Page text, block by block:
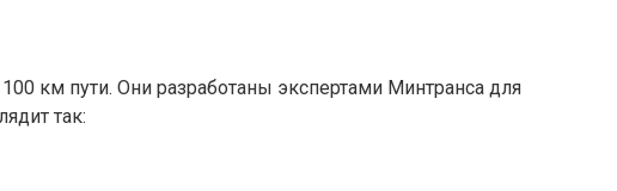
км пути. Они разработаны экспертами Минтранса для
так: